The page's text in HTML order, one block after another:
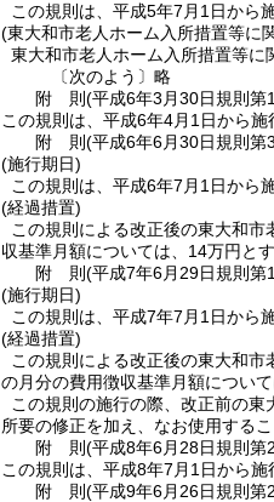
この規則は、平成5年7月1日から
(東大和市老人ホーム入所措置等に
東大和市老人ホーム入所措置等に
〔次のよう〕略
附 則(平成6年3月30日規則第
この規則は、平成6年4月1日から施
附 則(平成6年6月30日規則第
(施行期日)
この規則は、平成6年7月1日から
(経過措置)
この規則による改正後の東大和
収基準月額については、14万円とす
附 則(平成7年6月29日規則第
(施行期日)
この規則は、平成7年7月1日から
(経過措置)
この規則による改正後の東大和
の月分の費用徴収基準月額につい
この規則の施行の際、改正前の
所要の修正を加え、なお使用するこ
附 則(平成8年6月28日規則第
この規則は、平成8年7月1日から施
附 則(平成9年6月26日規則第